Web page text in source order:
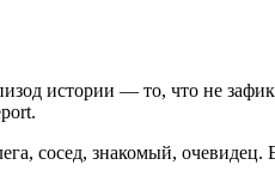
истории — то, что не
сосед, знакомый,